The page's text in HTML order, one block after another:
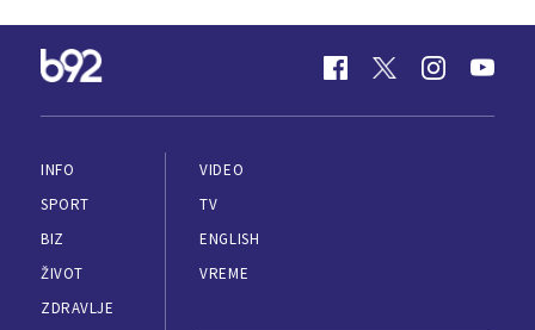
INFO
SPORT
BIZ
ŽIVOT
ZDRAVLJE
VIDEO
TV
ENGLISH
VREME